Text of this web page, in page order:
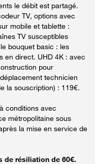
le débit est partagé.
TV, options avec
mobile et tablette :
TV susceptibles
bouquet basic : les
en direct. UHD 4K : avec
pour
technicien
la souscription) : 119€.
conditions avec
métropolitaine sous
la mise en service de
de résiliation de 60€.